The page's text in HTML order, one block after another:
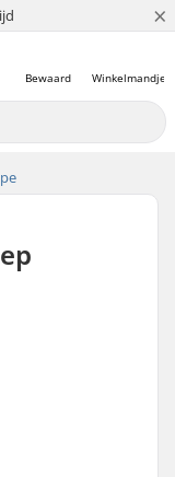
×
Winkelmandje
Bewaard